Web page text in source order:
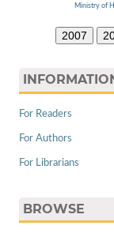
Ministry of
2007
For Readers
For Authors
For Librarians
BROWSE